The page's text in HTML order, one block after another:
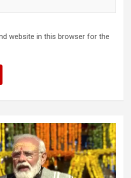
website in this browser for the